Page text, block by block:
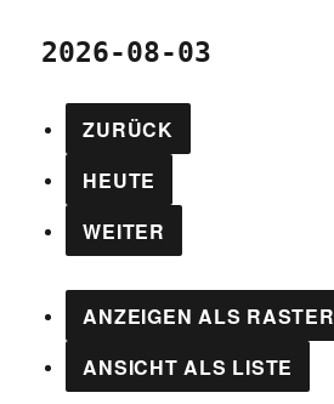
2026-08-03
ZURÜCK
HEUTE
WEITER
ANZEIGEN ALS RASTER
ANSICHT ALS LISTE